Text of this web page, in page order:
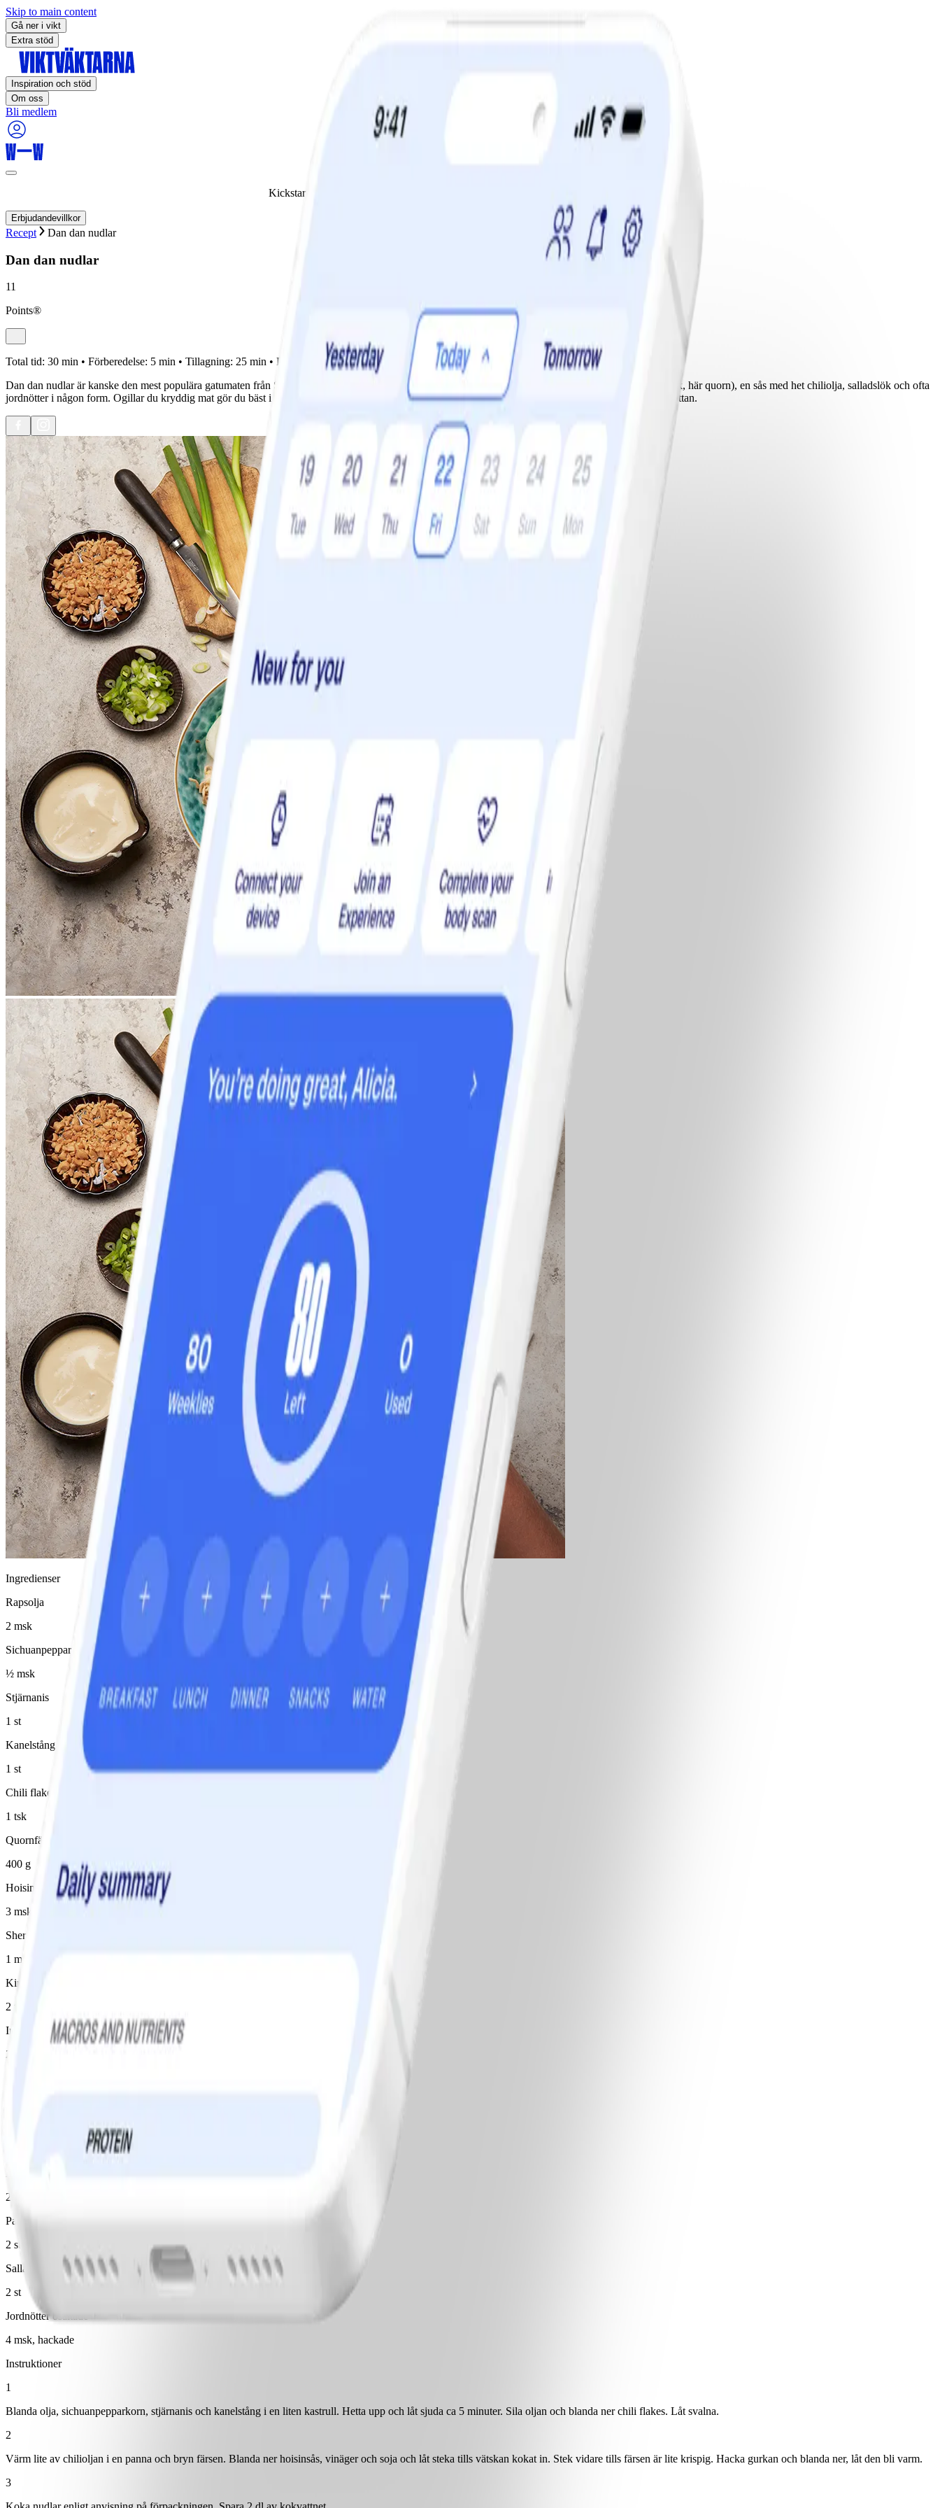
Skip to main content
Gå ner i vikt
Extra stöd
Inspiration och stöd
Om oss
Bli medlem
Kickstarta din viktminskningsresa nu! Spara 50% när du tecknar 12 månaders medlemskap.
Erbjudandevillkor
Recept Dan dan nudlar
Dan dan nudlar
11
Points®
Total tid: 30 min • Förberedelse: 5 min • Tillagning: 25 min • Portioner: 4 •Svårighetsgrad:
Lätt
Dan dan nudlar är kanske den mest populära gatumaten från Sichuanprovinsen i Kina. Det handlar om nudlar toppade med kryddig färs (traditionellt fläsk, här quorn), en sås med het chiliolja, salladslök och ofta
jordnötter i någon form. Ogillar du kryddig mat gör du bäst i att hålla dig borta från denna rätt. Och är du riktigt tuff, så skippar du tahinin som mildrar hettan.
Ingredienser
Rapsolja
2 msk
Sichuanpeppar
½ msk
Stjärnanis
1 st
Kanelstång
1 st
Chili flakes
1 tsk
Quornfärs
400 g
Hoisinsås
3 msk
Sherryvinäger
1 msk, 1-2 msk
Kinesisk soja
2 tsk, 2-3 tsk
Inlagd gurka
2 dl
200 g
Pak choi
2 st
Salladslök
2 st
Jordnötter osaltade
4 msk, hackade
Instruktioner
1
Blanda olja, sichuanpepparkorn, stjärnanis och kanelstång i en liten kastrull. Hetta upp och låt sjuda ca 5 minuter. Sila oljan och blanda ner chili flakes. Låt svalna.
2
Värm lite av chilioljan i en panna och bryn färsen. Blanda ner hoisinsås, vinäger och soja och låt steka tills vätskan kokat in. Stek vidare tills färsen är lite krispig. Hacka gurkan och blanda ner, låt den bli varm.
3